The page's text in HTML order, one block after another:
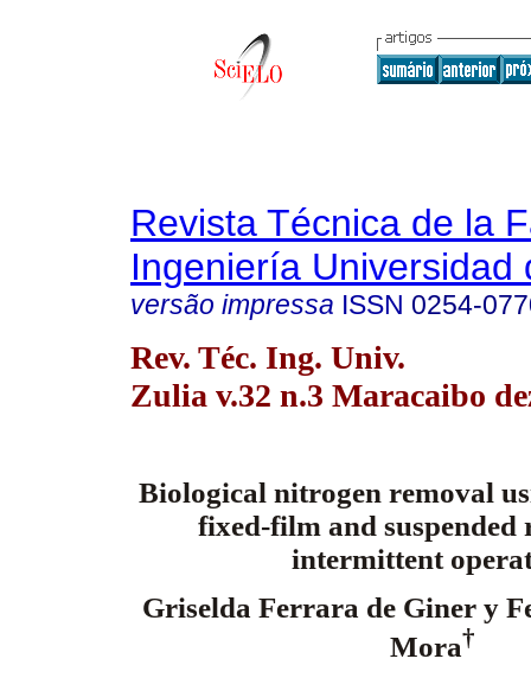
Revista Técnica de la
Ingeniería Universidad
versão impressa ISSN 0254-
Rev. Téc. Ing. Univ.
Zulia v.32 n.3 Maracaibo
Biological nitrogen removal
fixed-film and suspended
intermittent
Griselda Ferrara de Giner y
Mora†